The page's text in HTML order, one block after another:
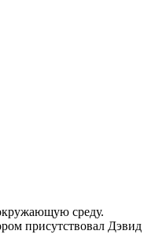
среду.
присутствовал Дэвид